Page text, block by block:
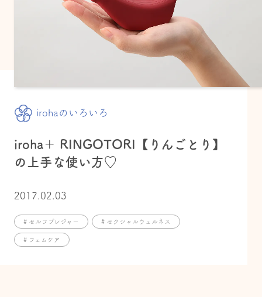
irohaのいろいろ
iroha＋ RINGOTORI【りんごとり】
の上手な使い方♡
2017.02.03
# セルフプレジャー # セクシャルウェルネス
# フェムケア